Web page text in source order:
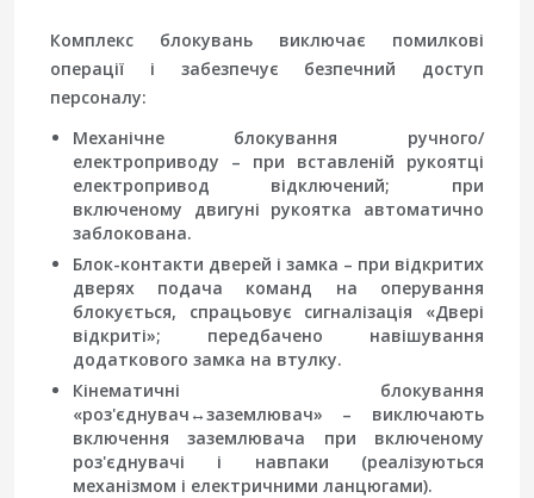
Комплекс блокувань виключає помилкові
операції і забезпечує безпечний доступ
персоналу:
Механічне блокування ручного/
електроприводу – при вставленій рукоятці
електропривод відключений; при
включеному двигуні рукоятка автоматично
заблокована.
Блок-контакти дверей і замка – при відкритих
дверях подача команд на оперування
блокується, спрацьовує сигналізація «Двері
відкриті»; передбачено навішування
додаткового замка на втулку.
Кінематичні блокування
«роз'єднувач↔заземлювач» – виключають
включення заземлювача при включеному
роз'єднувачі і навпаки (реалізуються
механізмом і електричними ланцюгами).